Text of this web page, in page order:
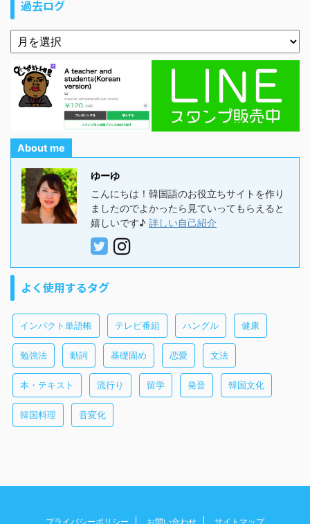
過去ログ
About me
ゆーゆ
こんにちは！韓国語のお役立ちサイトを作り
ましたのでよかったら見ていってもらえると
嬉しいです♪ 詳しい自己紹介
よく使用するタグ
インパクト単語帳 テレビ番組 ハングル 健康
勉強法 動詞 基礎固め 恋愛 文法
本・テキスト 流行り 留学 発音 韓国文化
韓国料理 音変化
プライバシーポリシー お問い合わせ サイトマップ